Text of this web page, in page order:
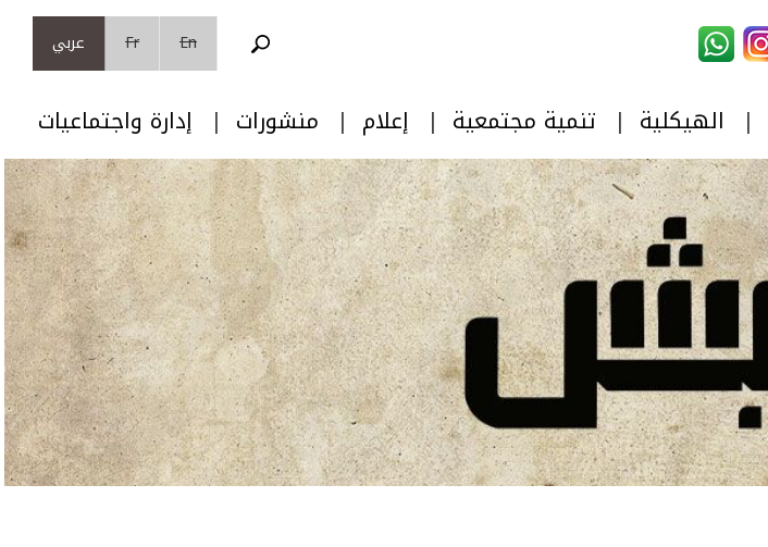
En
Fr عربي
الهيكلية تنمية مجتمعية إعلام منشورات إدارة واجتماعيات